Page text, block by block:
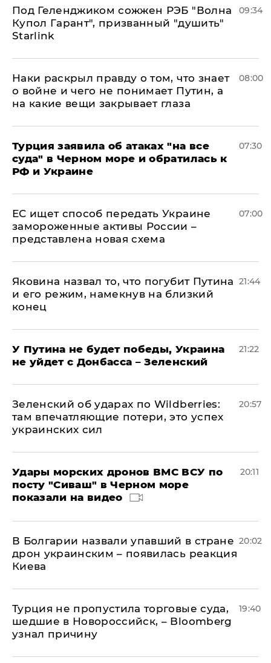
Под Геленджиком сожжен РЭБ "Волна
Купол Гарант", призванный "душить"
Starlink
09:34
Наки раскрыл правду о том, что знает
о войне и чего не понимает Путин, а
на какие вещи закрывает глаза
08:00
Турция заявила об атаках "на все
суда" в Черном море и обратилась к
РФ и Украине
07:30
ЕС ищет способ передать Украине
замороженные активы России –
представлена новая схема
07:00
Яковина назвал то, что погубит Путина
и его режим, намекнув на близкий
конец
21:44
У Путина не будет победы, Украина
не уйдет с Донбасса – Зеленский
21:22
Зеленский об ударах по Wildberries:
там впечатляющие потери, это успех
украинских сил
20:57
Удары морских дронов ВМС ВСУ по
посту "Сиваш" в Черном море
показали на видео
20:11
В Болгарии назвали упавший в стране
дрон украинским – появилась реакция
Киева
20:02
Турция не пропустила торговые суда,
шедшие в Новороссийск, – Bloomberg
узнал причину
19:40